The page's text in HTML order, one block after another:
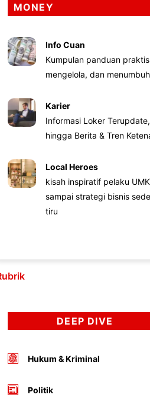
MONEY
Info Cuan
Kumpulan panduan
mengelola, dan
Karier
Informasi Loker
hingga Berita & Tren
Local Heroes
kisah inspiratif pelaku
sampai strategi bisnis
tiru
DEEP DIVE
Hukum & Kriminal
Politik